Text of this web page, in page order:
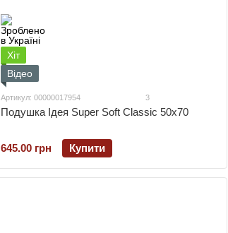
Хіт
Відео
Артикул: 00000017954 3
Подушка Ідея Super Soft Classic 50х70
645.00 грн Купити